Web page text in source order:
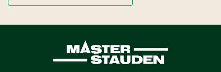
Master-Stauden